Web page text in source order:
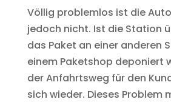
Völlig problemlos ist die
jedoch nicht. Ist die Station
das Paket an einer anderen
einem Paketshop deponiert
der Anfahrtsweg für den
sich wieder. Dieses Problem